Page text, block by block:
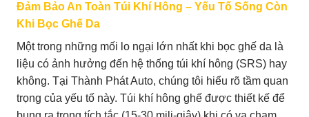
Đảm Bảo An Toàn Túi Khí Hông – Yếu Tố Sống Còn
Khi Bọc Ghế Da
Một trong những mối lo ngại lớn nhất khi bọc ghế da là
liệu có ảnh hưởng đến hệ thống túi khí hông (SRS) hay
không. Tại Thành Phát Auto, chúng tôi hiểu rõ tầm quan
trọng của yếu tố này. Túi khí hông ghế được thiết kế để